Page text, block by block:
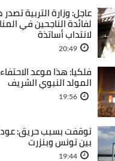
عاجل: وزارة التربية تصدر
لفائدة الناجحين في
لانتداب أساتذة
20:49
فلكيا: هذا موعد
المولد النبوي الشريف
19:56
توقفت بسبب حريق:
بين تونس وبنزرت
19:44